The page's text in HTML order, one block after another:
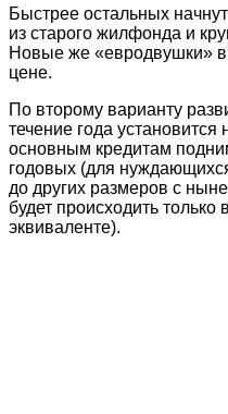
Быстрее остальных
из старого жилфонда и
Новые же «евродвушки»
цене.
По второму варианту
течение года
основным кредитам
годовых (для
до других размеров с
будет происходить
эквиваленте).